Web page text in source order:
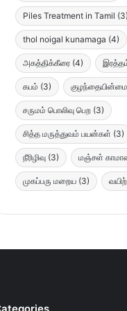
Piles Treatment in Tamil (3)
thol noigal kunamaga (4)
அகத்திக்கீரை (4)
கபம் (3) குழந்தையின்மை
சருமம் பொலிவு பெற (3)
சித்த மருத்துவம் பயன்கள் (3)
நீரிழிவு (3) மஞ்சள்
முகப்பரு மறைய (3)